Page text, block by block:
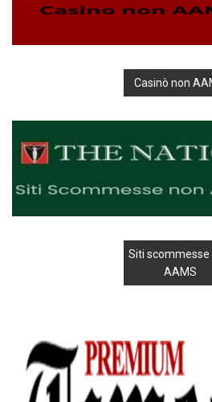
Casinò non
Siti scommesse
AAMS